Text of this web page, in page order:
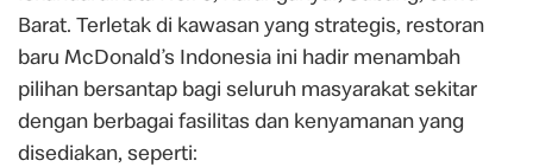
Barat. Terletak di kawasan yang strategis, restoran
baru McDonald’s Indonesia ini hadir menambah
pilihan bersantap bagi seluruh masyarakat sekitar
dengan berbagai fasilitas dan kenyamanan yang
disediakan, seperti: